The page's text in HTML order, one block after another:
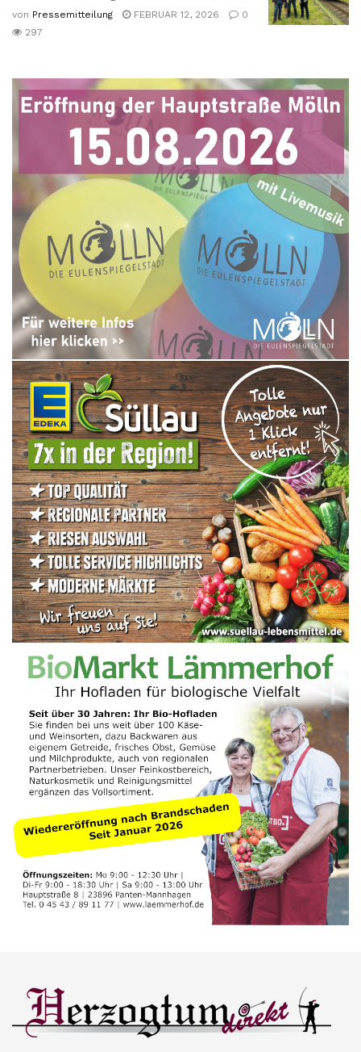
von Pressemitteilung FEBRUAR 12, 2026
0
297